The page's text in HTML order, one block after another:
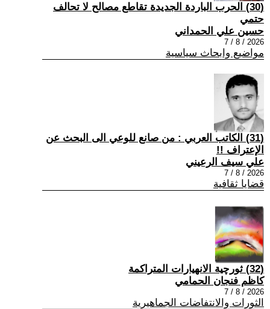
(30) الحرب الباردة الجديدة تقاطع مصالح لا تحالف
حتمي
حسين علي الحمداني
2026 / 8 / 7
مواضيع وابحاث سياسية
(31) الكاتب العربي : من صانع للوعي الى البحث عن
الإعتراف !!
علي سيف الرعيني
2026 / 8 / 7
قضايا ثقافية
(32) ثورچية الانهيارات المتراكمة
كاظم فنجان الحمامي
2026 / 8 / 7
الثورات والانتفاضات الجماهيرية